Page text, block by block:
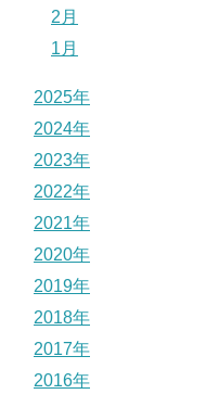
2月
1月
2025年
2024年
2023年
2022年
2021年
2020年
2019年
2018年
2017年
2016年